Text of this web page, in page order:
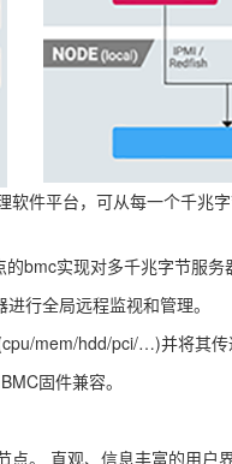
件平台，可从每一个千兆
bmc实现对多千兆字节服务
行全局远程监视和管理。
mem/hdd/pci/…)并将其
固件兼容。
点。 直观、信息丰富的用户